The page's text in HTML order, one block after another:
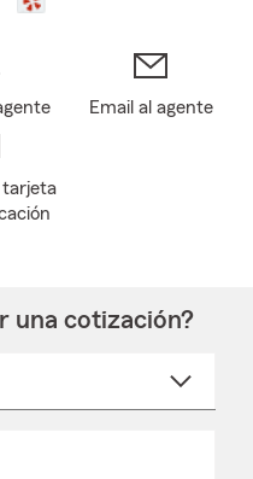
Email al agente
una cotización?